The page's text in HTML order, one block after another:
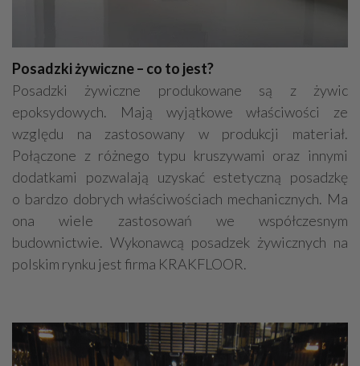
Posadzki żywiczne – co to jest?
Posadzki żywiczne produkowane są z żywic
epoksydowych. Mają wyjątkowe właściwości ze
względu na zastosowany w produkcji materiał.
Połączone z różnego typu kruszywami oraz innymi
dodatkami pozwalają uzyskać estetyczną posadzkę
o bardzo dobrych właściwościach mechanicznych. Ma
ona wiele zastosowań we współczesnym
budownictwie. Wykonawcą posadzek żywicznych na
polskim rynku jest firma KRAKFLOOR.